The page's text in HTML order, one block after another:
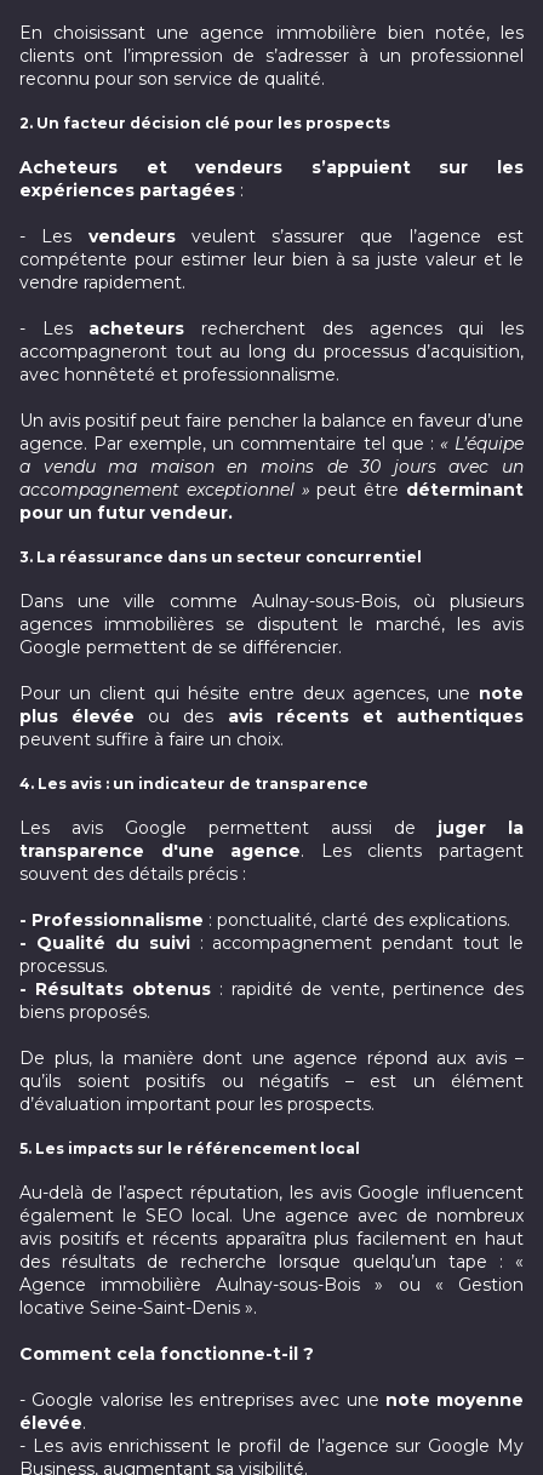
En choisissant une agence immobilière bien notée, les
clients ont l’impression de s’adresser à un professionnel
reconnu pour son service de qualité.
2. Un facteur décision clé pour les prospects
Acheteurs et vendeurs s’appuient sur les
expériences partagées :
- Les vendeursveulent s’assurer que l’agence est
compétente pour estimer leur bien à sa juste valeur et le
vendre rapidement.
- Les acheteurs recherchent des agences qui les
accompagneront tout au long du processus d’acquisition,
avec honnêteté et professionnalisme.
Un avis positif peut faire pencher la balance en faveur d’une
agence. Par exemple, un commentaire tel que : « L’équipe
a vendu ma maison en moins de 30 jours avec un
accompagnement exceptionnel » peut être déterminant
pour un futur vendeur.
3. La réassurance dans un secteur concurrentiel
Dans une ville comme Aulnay-sous-Bois, où plusieurs
agences immobilières se disputent le marché, les avis
Google permettent de se différencier.
Pour un client qui hésite entre deux agences, une note
plus élevée ou des avis récents et authentiques
peuvent suffire à faire un choix.
4. Les avis : un indicateur de transparence
Les avis Google permettent aussi de juger la
transparence d'une agence. Les clients partagent
souvent des détails précis :
- Professionnalisme : ponctualité, clarté des explications.
- Qualité du suivi: accompagnement pendant tout le
processus.
- Résultats obtenus: rapidité de vente, pertinence des
biens proposés.
De plus, la manière dont une agence répond aux avis –
qu’ils soient positifs ou négatifs – est un élément
d’évaluation important pour les prospects.
5. Les impacts sur le référencement local
Au-delà de l’aspect réputation, les avis Google influencent
également le SEO local. Une agence avec de nombreux
avis positifs et récents apparaîtra plus facilement en haut
des résultats de recherche lorsque quelqu’un tape : «
Agence immobilière Aulnay-sous-Bois » ou « Gestion
locative Seine-Saint-Denis ».
Comment cela fonctionne-t-il ?
- Google valorise les entreprises avec une note moyenne
élevée.
- Les avis enrichissent le profil de l’agence sur Google My
Business, augmentant sa visibilité.